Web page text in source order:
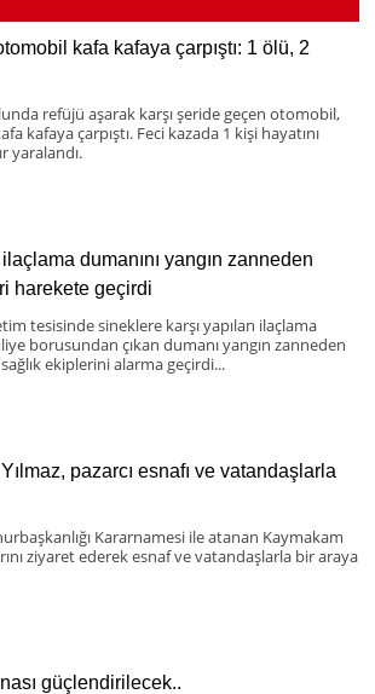
kafa kafaya çarpıştı: 1 ölü, 2
refüjü aşarak karşı şeride geçen otomobil,
kafaya çarpıştı. Feci kazada 1 kişi hayatını
yaralandı.
dumanını yangın zanneden
harekete geçirdi
tesisinde sineklere karşı yapılan ilaçlama
borusundan çıkan dumanı yangın zanneden
ekiplerini alarma geçirdi...
pazarcı esnafı ve vatandaşlarla
Kararnamesi ile atanan Kaymakam
ziyaret ederek esnaf ve vatandaşlarla bir araya
güçlendirilecek..